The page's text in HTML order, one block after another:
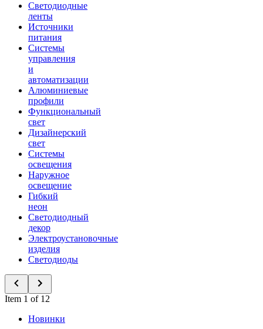
Светодиодные
ленты
Источники
питания
Системы
управления
и
автоматизации
Алюминиевые
профили
Функциональный
свет
Дизайнерский
свет
Системы
освещения
Наружное
освещение
Гибкий
неон
Светодиодный
декор
Электроустановочные
изделия
Светодиоды
Item 1 of 12
Новинки